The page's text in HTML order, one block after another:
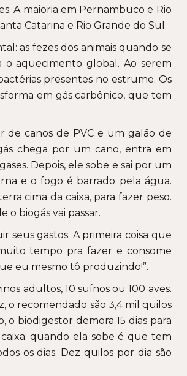
A maioria em Pernambuco e Rio
Catarina e Rio Grande do Sul.
as fezes dos animais quando se
aquecimento global. Ao serem
presentes no estrume. Os
em gás carbônico, que tem
de canos de PVC e um galão de
chega por um cano, entra em
Depois, ele sobe e sai por um
e o fogo é barrado pela água.
cima da caixa, para fazer peso.
biogás vai passar.
seus gastos. A primeira coisa que
tempo pra fazer e consome
eu mesmo tô produzindo!”.
adultos, 10 suínos ou 100 aves.
o recomendado são 3,4 mil quilos
biodigestor demora 15 dias para
quando ela sobe é que tem
os dias. Dez quilos por dia são